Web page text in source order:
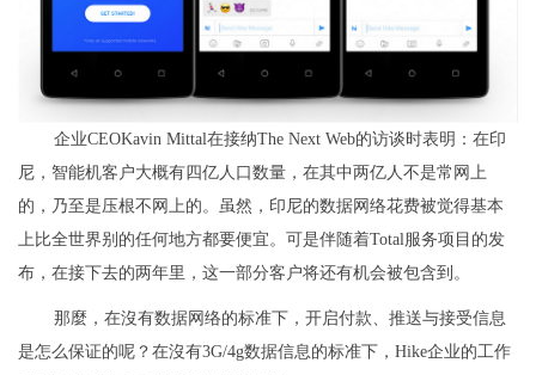
企业CEOKavin Mittal在接纳The Next Web的访谈时表明：在印
尼，智能机客户大概有四亿人口数量，在其中两亿人不是常网上
的，乃至是压根不网上的。虽然，印尼的数据网络花费被觉得基本
上比全世界别的任何地方都要便宜。可是伴随着Total服务项目的发
布，在接下去的两年里，这一部分客户将还有机会被包含到。
那麼，在沒有数据网络的标准下，开启付款、推送与接受信息
是怎么保证的呢？在沒有3G/4g数据信息的标准下，Hike企业的工作